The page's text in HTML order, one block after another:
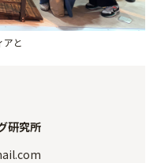
アと
研究所